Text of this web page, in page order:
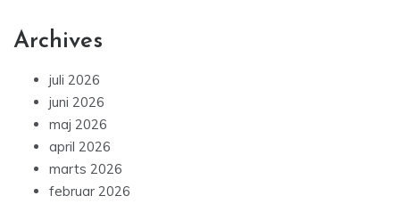
Archives
juli 2026
juni 2026
maj 2026
april 2026
marts 2026
februar 2026